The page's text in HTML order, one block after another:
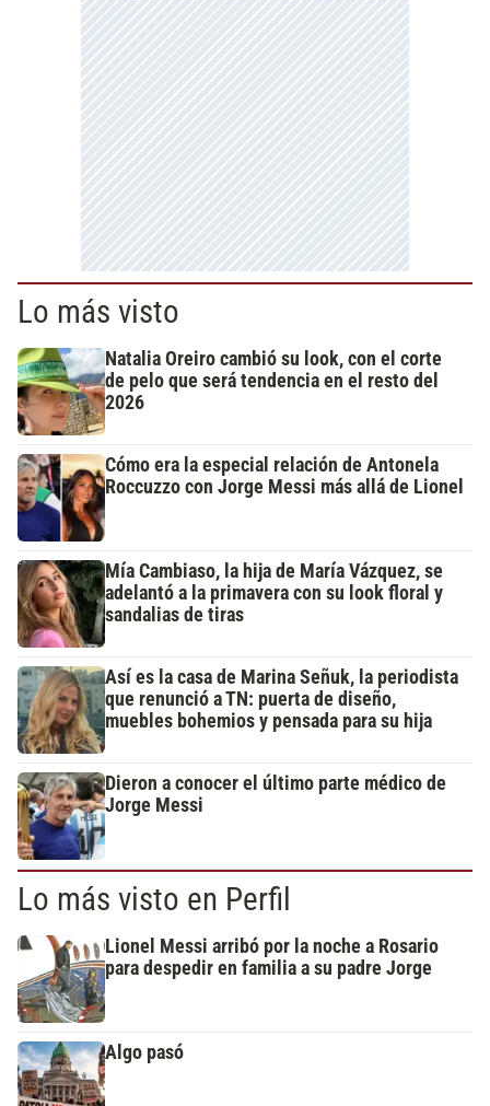
Lo más visto
Natalia Oreiro cambió su look, con el corte
de pelo que será tendencia en el resto del
2026
Cómo era la especial relación de Antonela
Roccuzzo con Jorge Messi más allá de Lionel
Mía Cambiaso, la hija de María Vázquez, se
adelantó a la primavera con su look floral y
sandalias de tiras
Así es la casa de Marina Señuk, la periodista
que renunció a TN: puerta de diseño,
muebles bohemios y pensada para su hija
Dieron a conocer el último parte médico de
Jorge Messi
Lo más visto en Perfil
Lionel Messi arribó por la noche a Rosario
para despedir en familia a su padre Jorge
Algo pasó